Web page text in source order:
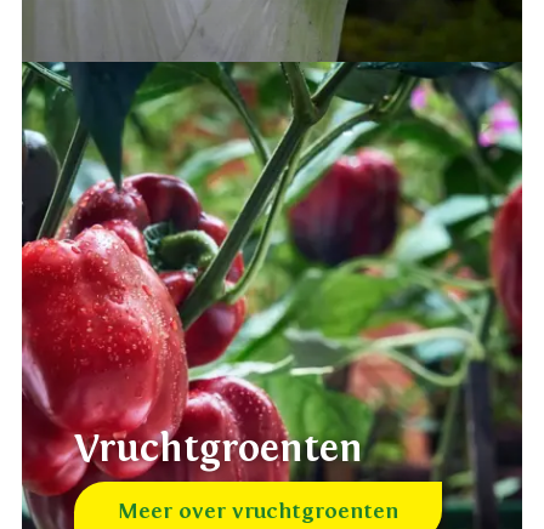
Vruchtgroenten
Meer over vruchtgroenten